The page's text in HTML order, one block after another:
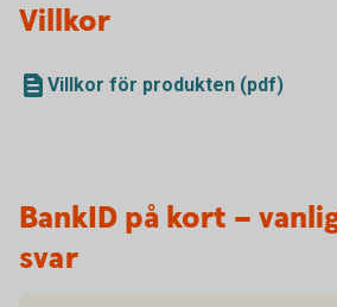
Villkor
Villkor för produkten (pdf)
BankID på kort –
svar